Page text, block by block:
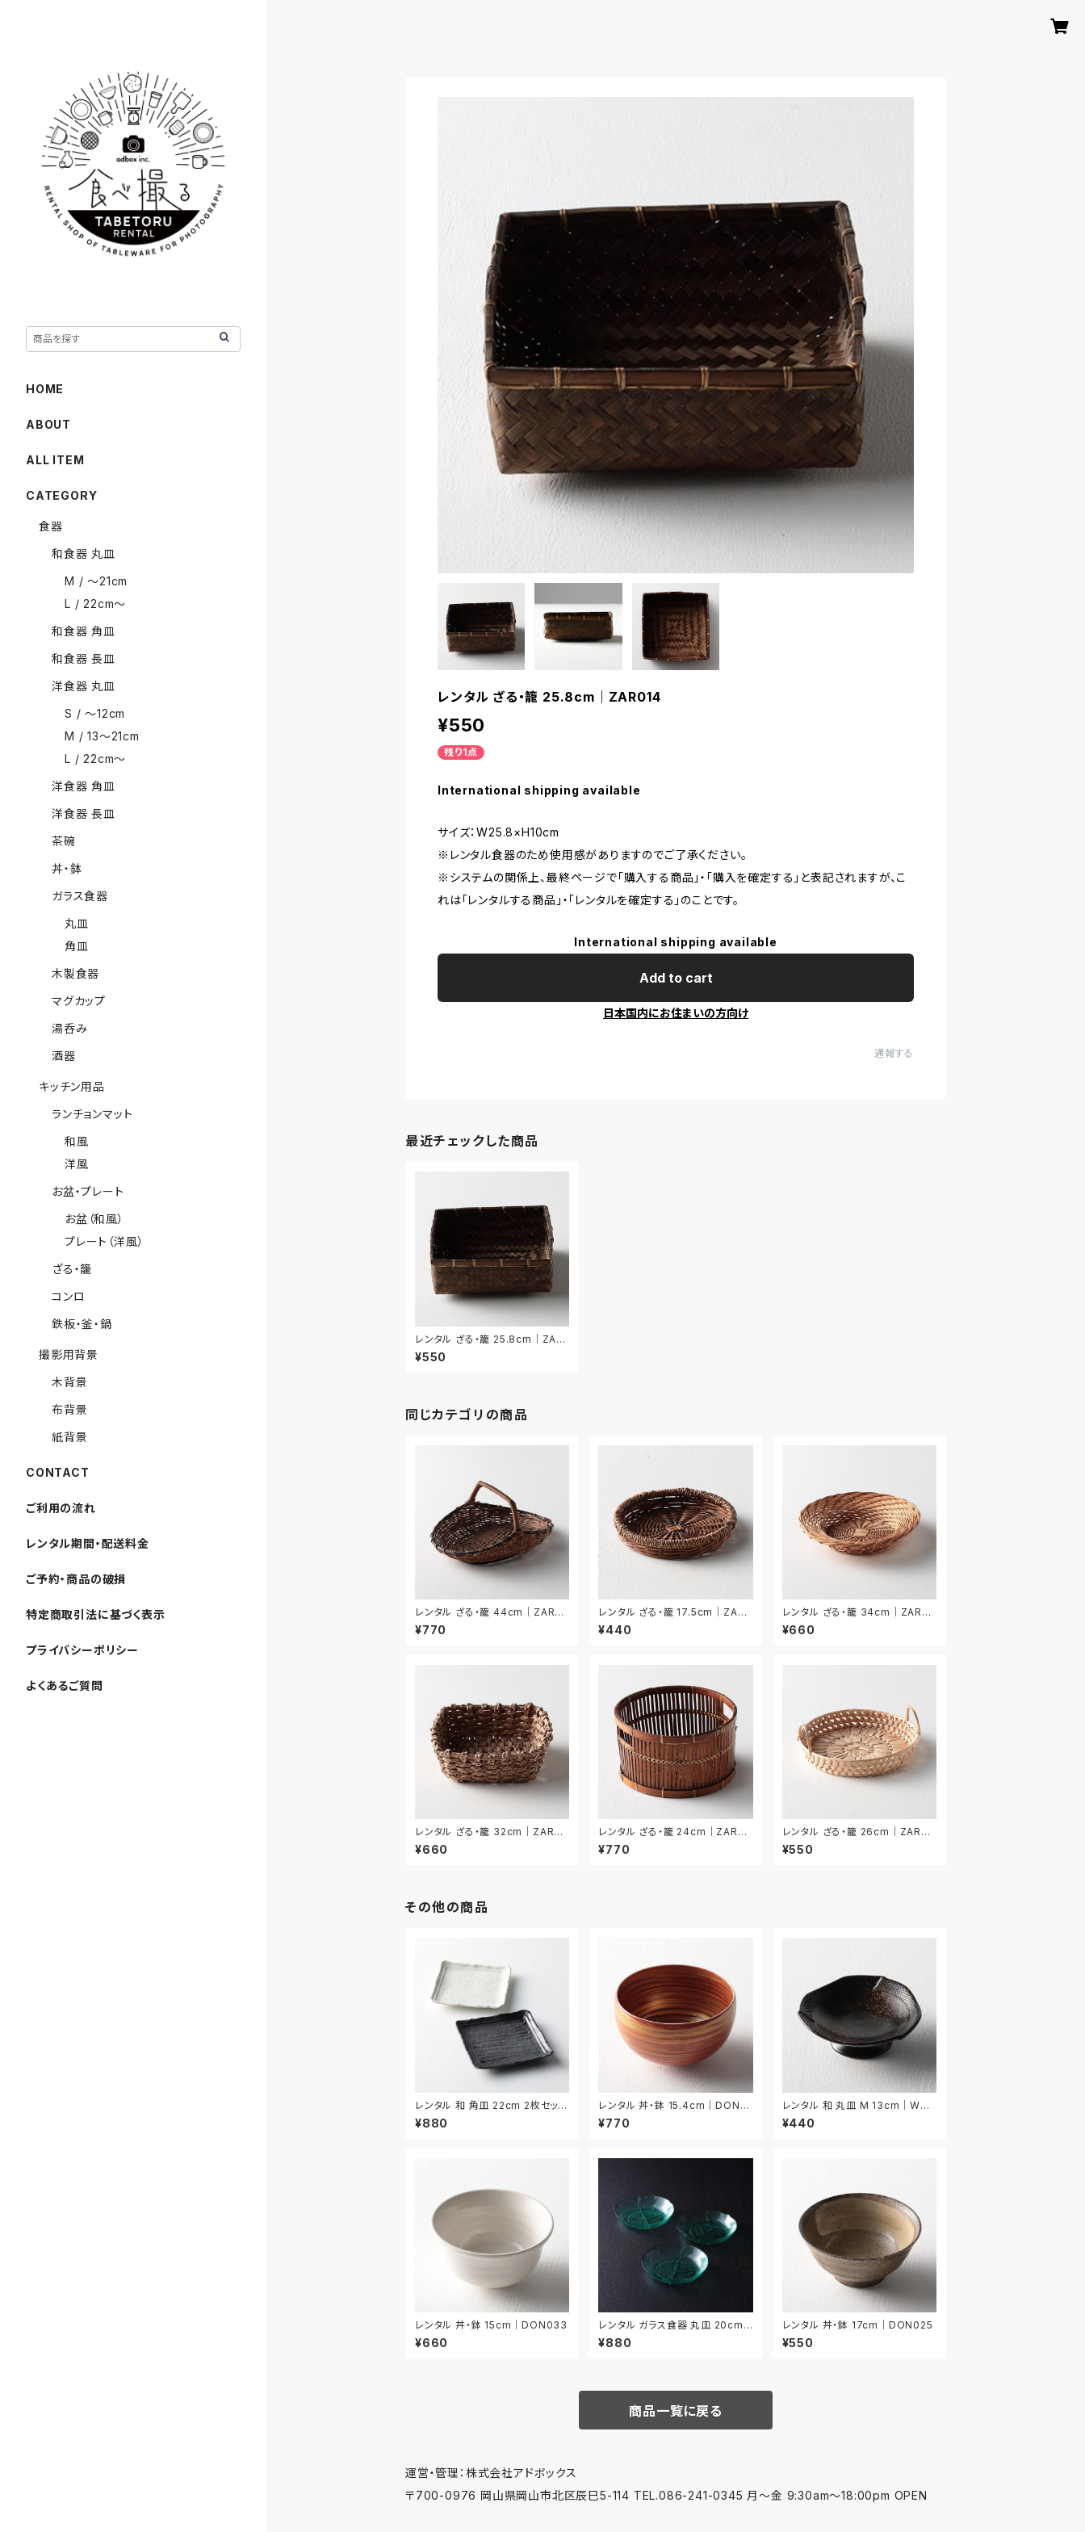
レンタル ざる・籠 25.8cm｜ZAR014
¥550
残り1点
International shipping available
サイズ：W25.8×H10cm
※レンタル食器のため使用感がありますのでご了承ください。
※システムの関係上、最終ページで「購入する商品」・「購入を確定する」と表記されますが、こ
れは「レンタルする商品」・「レンタルを確定する」のことです。
International shipping available
Add to cart
日本国内にお住まいの方向け
通報する
最近チェックした商品
レンタル ざる・籠 25.8cm｜ZAR
014
¥550
同じカテゴリの商品
レンタル ざる・籠 44cm｜ZAR02
0
¥770
レンタル ざる・籠 17.5cm｜ZAR0
34
¥440
レンタル ざる・籠 34cm｜ZAR02
5
¥660
レンタル ざる・籠 32cm｜ZAR02
6
¥660
レンタル ざる・籠 24cm｜ZAR02
7
¥770
レンタル ざる・籠 26cm｜ZAR02
8
¥550
その他の商品
レンタル 和 角皿 22cm 2枚セット
｜WKA007
¥880
レンタル 丼・鉢 15.4cm｜DON0
38
¥770
レンタル 和 丸皿 M 13cm｜WM
M041
¥440
レンタル 丼・鉢 15cm｜DON033
¥660
レンタル ガラス食器 丸皿 20cm
3枚セット｜GLM022
¥880
レンタル 丼・鉢 17cm｜DON025
¥550
商品一覧に戻る
運営・管理：株式会社アドボックス
〒700-0976 岡山県岡山市北区辰巳5-114 TEL.086-241-0345 月〜金 9:30am〜18:00pm OPEN
HOME
ABOUT
ALL ITEM
CATEGORY
食器
和食器 丸皿
M / 〜21cm
L / 22cm〜
和食器 角皿
和食器 長皿
洋食器 丸皿
S / 〜12cm
M / 13〜21cm
L / 22cm〜
洋食器 角皿
洋食器 長皿
茶碗
丼・鉢
ガラス食器
丸皿
角皿
木製食器
マグカップ
湯呑み
酒器
キッチン用品
ランチョンマット
和風
洋風
お盆・プレート
お盆（和風）
プレート（洋風）
ざる・籠
コンロ
鉄板・釜・鍋
撮影用背景
木背景
布背景
紙背景
CONTACT
ご利用の流れ
レンタル期間・配送料金
ご予約・商品の破損
特定商取引法に基づく表示
プライバシーポリシー
よくあるご質問